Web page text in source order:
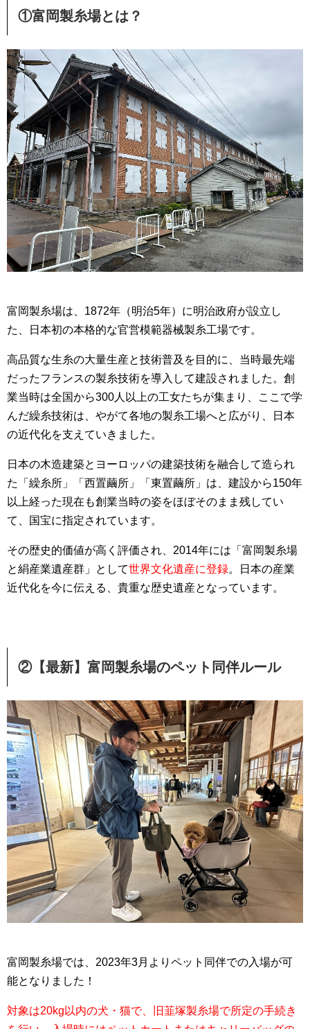
①富岡製糸場とは？
富岡製糸場は、1872年（明治5年）に明治政府が設立し
た、日本初の本格的な官営模範器械製糸工場です。
高品質な生糸の大量生産と技術普及を目的に、当時最先端
だったフランスの製糸技術を導入して建設されました。創
業当時は全国から300人以上の工女たちが集まり、ここで学
んだ繰糸技術は、やがて各地の製糸工場へと広がり、日本
の近代化を支えていきました。
日本の木造建築とヨーロッパの建築技術を融合して造られ
た「繰糸所」「西置繭所」「東置繭所」は、建設から150年
以上経った現在も創業当時の姿をほぼそのまま残してい
て、国宝に指定されています。
その歴史的価値が高く評価され、2014年には「富岡製糸場
と絹産業遺産群」として世界文化遺産に登録。日本の産業
近代化を今に伝える、貴重な歴史遺産となっています。
②【最新】富岡製糸場のペット同伴ルール
富岡製糸場では、2023年3月よりペット同伴での入場が可
能となりました！
対象は20kg以内の犬・猫で、旧韮塚製糸場で所定の手続き